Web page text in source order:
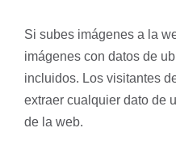
Si subes imágenes a la
imágenes con datos de
incluidos. Los visitantes
extraer cualquier dato de
de la web.